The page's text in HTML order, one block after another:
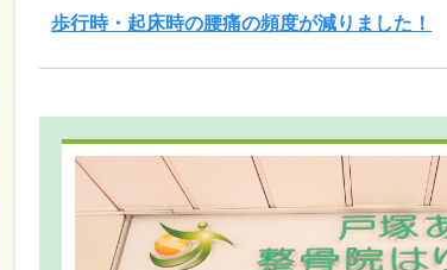
歩行時・起床時の腰痛の頻度が減りました！